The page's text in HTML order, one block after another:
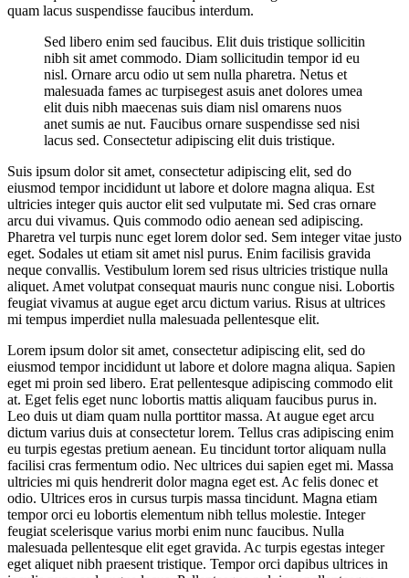
quam lacus suspendisse faucibus interdum.
Sed libero enim sed faucibus. Elit duis tristique sollicitin
nibh sit amet commodo. Diam sollicitudin tempor id eu
nisl. Ornare arcu odio ut sem nulla pharetra. Netus et
malesuada fames ac turpisegest asuis anet dolores umea
elit duis nibh maecenas suis diam nisl omarens nuos
anet sumis ae nut. Faucibus ornare suspendisse sed nisi
lacus sed. Consectetur adipiscing elit duis tristique.
Suis ipsum dolor sit amet, consectetur adipiscing elit, sed do
eiusmod tempor incididunt ut labore et dolore magna aliqua. Est
ultricies integer quis auctor elit sed vulputate mi. Sed cras ornare
arcu dui vivamus. Quis commodo odio aenean sed adipiscing.
Pharetra vel turpis nunc eget lorem dolor sed. Sem integer vitae justo
eget. Sodales ut etiam sit amet nisl purus. Enim facilisis gravida
neque convallis. Vestibulum lorem sed risus ultricies tristique nulla
aliquet. Amet volutpat consequat mauris nunc congue nisi. Lobortis
feugiat vivamus at augue eget arcu dictum varius. Risus at ultrices
mi tempus imperdiet nulla malesuada pellentesque elit.
Lorem ipsum dolor sit amet, consectetur adipiscing elit, sed do
eiusmod tempor incididunt ut labore et dolore magna aliqua. Sapien
eget mi proin sed libero. Erat pellentesque adipiscing commodo elit
at. Eget felis eget nunc lobortis mattis aliquam faucibus purus in.
Leo duis ut diam quam nulla porttitor massa. At augue eget arcu
dictum varius duis at consectetur lorem. Tellus cras adipiscing enim
eu turpis egestas pretium aenean. Eu tincidunt tortor aliquam nulla
facilisi cras fermentum odio. Nec ultrices dui sapien eget mi. Massa
ultricies mi quis hendrerit dolor magna eget est. Ac felis donec et
odio. Ultrices eros in cursus turpis massa tincidunt. Magna etiam
tempor orci eu lobortis elementum nibh tellus molestie. Integer
feugiat scelerisque varius morbi enim nunc faucibus. Nulla
malesuada pellentesque elit eget gravida. Ac turpis egestas integer
eget aliquet nibh praesent tristique. Tempor orci dapibus ultrices in